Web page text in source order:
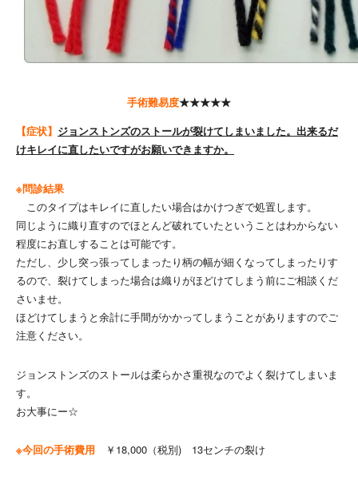
手術難易度★★★★★
【症状】 ジョンストンズのストールが裂けてしまいました。出来るだ
けキレイに直したいですがお願いできますか。
※問診結果
このタイプはキレイに直したい場合はかけつぎで処置します。
同じように織り直すのでほとんど破れていたということはわからない
程度にお直しすることは可能です。
ただし、少し突っ張ってしまったり柄の幅が細くなってしまったりす
るので、裂けてしまった場合は織りがほどけてしまう前にご相談くだ
さいませ。
ほどけてしまうと余計に手間がかかってしまうことがありますのでご
注意ください。
ジョンストンズのストールは柔らかさ重視なのでよく裂けてしまいま
す。
お大事にー☆
※今回の手術費用 ￥18,000（税別) 13センチの裂け